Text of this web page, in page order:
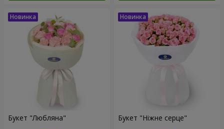
Букет "Любляна" Букет "Ніжне серце"